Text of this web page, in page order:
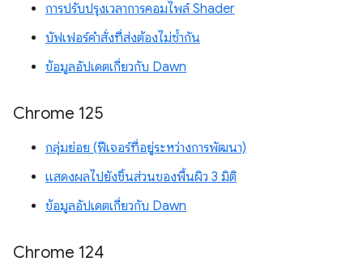
การปรับปรุงเวลาการคอมไพล์ Shader
บัฟเฟอร์คำสั่งที่ส่งต้องไม่ซ้ำกัน
ข้อมูลอัปเดตเกี่ยวกับ Dawn
Chrome 125
กลุ่มย่อย (ฟีเจอร์ที่อยู่ระหว่างการพัฒนา)
แสดงผลไปยังชิ้นส่วนของพื้นผิว 3 มิติ
ข้อมูลอัปเดตเกี่ยวกับ Dawn
Chrome 124